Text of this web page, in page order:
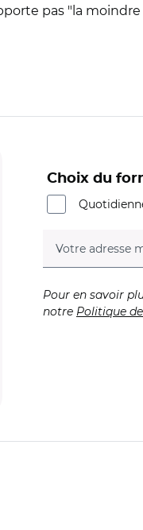
pas "la
Choix du
Votre adresse
Pour en savoir
notre Politique